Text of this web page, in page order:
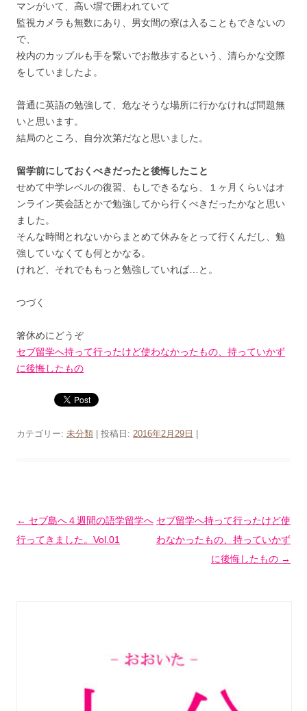
マンがいて、高い塀で囲われていて
監視カメラも無数にあり、男女間の寮は入ることもできないの
で、
校内のカップルも手を繋いでお散歩するという、清らかな交際
をしていましたよ。
普通に英語の勉強して、危なそうな場所に行かなければ問題無
いと思います。
結局のところ、自分次第だなと思いました。
留学前にしておくべきだったと後悔したこと
せめて中学レベルの復習、もしできるなら、１ヶ月くらいはオ
ンライン英会話とかで勉強してから行くべきだったかなと思い
ました。
そんな時間とれないからまとめて休みをとって行くんだし、勉
強していなくても何とかなる。
けれど、それでももっと勉強していれば…と。
つづく
箸休めにどうぞ
セブ留学へ持って行ったけど使わなかったもの、持っていかず
に後悔したもの
カテゴリー: 未分類 | 投稿日: 2016年2月29日
投稿ナビゲーション
← セブ島へ４週間の語学留学へ
行ってきました。Vol.01
セブ留学へ持って行ったけど使
わなかったもの、持っていかず
に後悔したもの →